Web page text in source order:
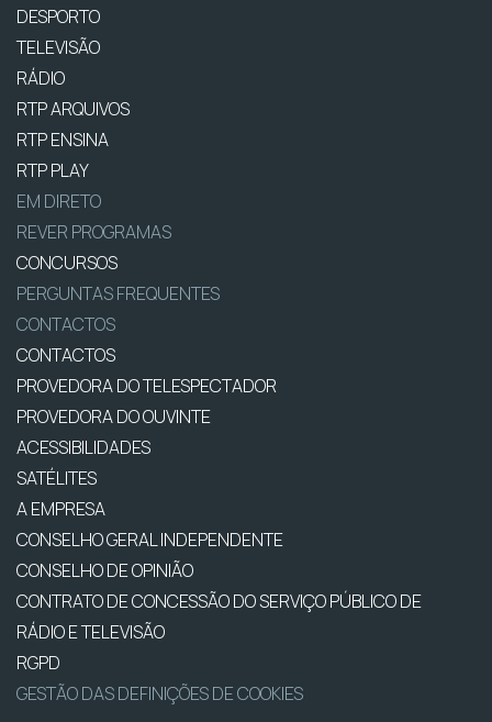
DESPORTO
TELEVISÃO
RÁDIO
RTP ARQUIVOS
RTP ENSINA
RTP PLAY
EM DIRETO
REVER PROGRAMAS
CONCURSOS
PERGUNTAS FREQUENTES
CONTACTOS
CONTACTOS
PROVEDORA DO TELESPECTADOR
PROVEDORA DO OUVINTE
ACESSIBILIDADES
SATÉLITES
A EMPRESA
CONSELHO GERAL INDEPENDENTE
CONSELHO DE OPINIÃO
CONTRATO DE CONCESSÃO DO SERVIÇO PÚBLICO DE
RÁDIO E TELEVISÃO
RGPD
GESTÃO DAS DEFINIÇÕES DE COOKIES